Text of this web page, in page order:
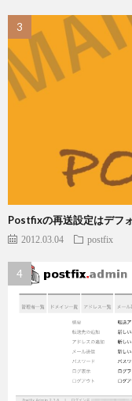
Postfixの再送設定はデフ
2012.03.04 postfix